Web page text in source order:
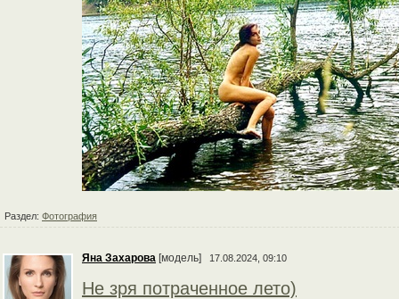
Раздел: Фотография
Яна Захарова [модель] 17.08.2024, 09:10
Не зря потраченное лето)